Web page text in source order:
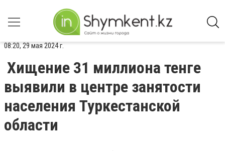
08:20, 29 мая 2024 г.
Хищение 31 миллиона тенге
выявили в центре занятости
населения Туркестанской
области